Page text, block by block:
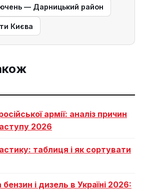
— Дарницький район
Києва
армії: аналіз причин
2026
таблиця і як сортувати
і дизель в Україні 2026: